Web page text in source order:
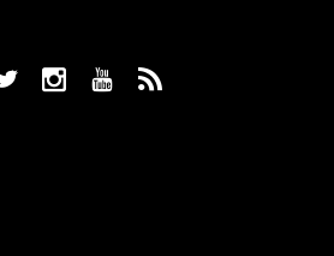
x r ,